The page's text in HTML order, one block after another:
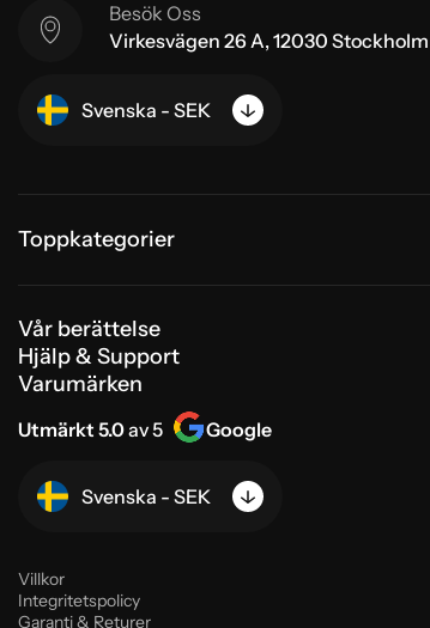
Besök Oss
Virkesvägen 26 A, 12030 Stockholm
Svenska - SEK
Toppkategorier
Vår berättelse
Hjälp & Support
Varumärken
Utmärkt 5.0av 5 Google
Svenska - SEK
Villkor
Integritetspolicy
Garanti & Returer